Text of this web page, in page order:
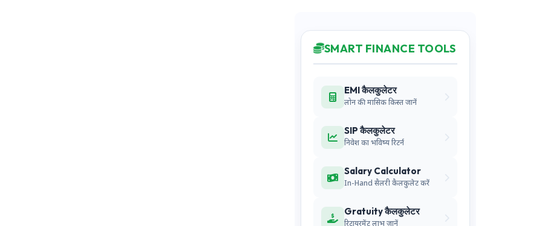
SMART FINANCE TOOLS
EMI कैलकुलेटर
लोन की मासिक किस्त जानें
SIP कैलकुलेटर
निवेश का भविष्य रिटर्न
Salary Calculator
In-Hand सैलरी कैलकुलेट करें
Gratuity कैलकुलेटर